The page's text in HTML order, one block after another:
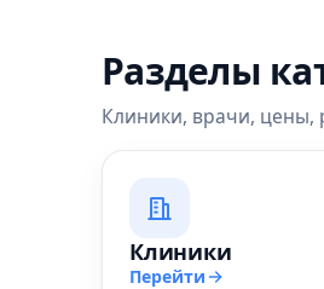
Разделы
Клиники, врачи, цены,
Клиники
Перейти